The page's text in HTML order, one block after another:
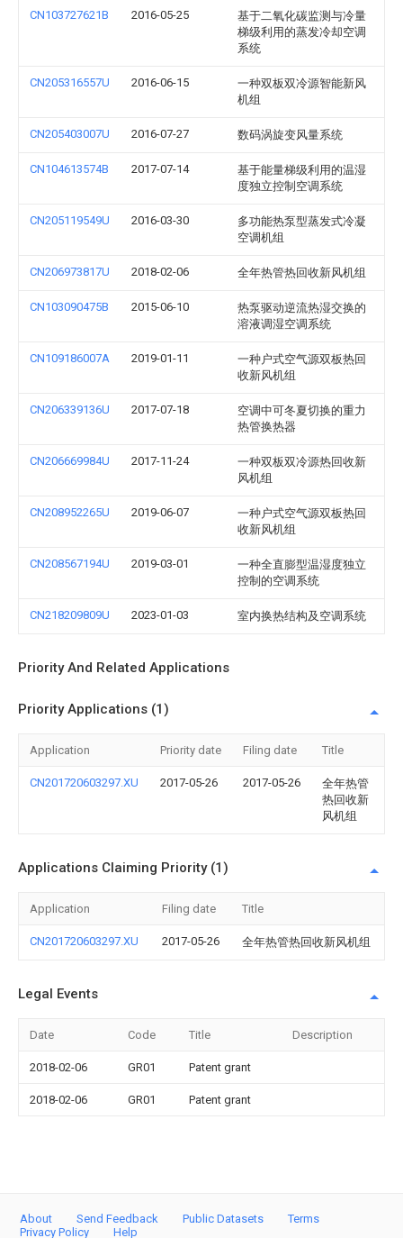
CN103727621B 2016-05-25
基于二氧化碳监测与冷量
梯级利用的蒸发冷却空调
系统
CN205316557U 2016-06-15
一种双板双冷源智能新风
机组
CN205403007U 2016-07-27 数码涡旋变风量系统
CN104613574B 2017-07-14
基于能量梯级利用的温湿
度独立控制空调系统
CN205119549U 2016-03-30
多功能热泵型蒸发式冷凝
空调机组
CN206973817U 2018-02-06 全年热管热回收新风机组
CN103090475B 2015-06-10
热泵驱动逆流热湿交换的
溶液调湿空调系统
CN109186007A 2019-01-11
一种户式空气源双板热回
收新风机组
CN206339136U 2017-07-18
空调中可冬夏切换的重力
热管换热器
CN206669984U 2017-11-24
一种双板双冷源热回收新
风机组
CN208952265U 2019-06-07
一种户式空气源双板热回
收新风机组
CN208567194U 2019-03-01
一种全直膨型温湿度独立
控制的空调系统
CN218209809U 2023-01-03 室内换热结构及空调系统
Priority And Related Applications
Priority Applications (1)
Application Priority date Filing date Title
CN201720603297.XU 2017-05-26 2017-05-26
全年热管
热回收新
风机组
Applications Claiming Priority (1)
Application Filing date Title
CN201720603297.XU 2017-05-26 全年热管热回收新风机组
Legal Events
Date Code Title Description
2018-02-06 GR01 Patent grant
2018-02-06 GR01 Patent grant
About Send Feedback Public Datasets
Terms
Privacy Policy
Help